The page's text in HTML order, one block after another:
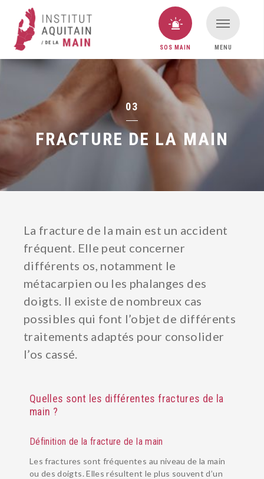
SOS MAIN
VOUS AVEZ UNE URGENCE MAIN ?
SOS MAIN
MENU
03
FRACTURE DE LA MAIN
La fracture de la main est un accident
fréquent. Elle peut concerner
différents os, notamment le
métacarpien ou les phalanges des
doigts. Il existe de nombreux cas
possibles qui font l’objet de différents
traitements adaptés pour consolider
l’os cassé.
Quelles sont les différentes fractures de la
main ?
Définition de la fracture de la main
Les fractures sont fréquentes au niveau de la main
ou des doigts. Elles résultent le plus souvent d’un